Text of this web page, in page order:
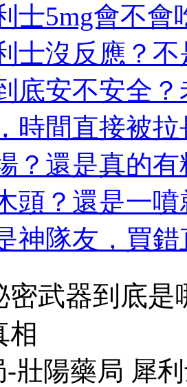
士5mg會不會
士沒反應？
底安不安全
時間直接被
？還是真的
頭？還是一
神隊友，買
密武器到底
相
壯陽藥局 犀